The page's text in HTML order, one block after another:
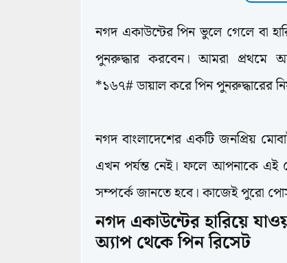
নগদ একাউন্টের পিন ভুলে গেলে বা
পুনরুদ্ধার করবেন। আমরা প্রথমে
*১৬৭# ডায়াল করে পিন পুনরুদ্ধারের
নগদ বাংলাদেশের একটি জনপ্রিয়
এখন পর্যন্ত নেই। ফলে আপনাকে এই
সম্পর্কে জানতে হবে। কাজেই পুরো
MFS,Nagad
নগদ একাউন্টের হারিয়ে
অ্যাপ থেকে পিন রিসেট